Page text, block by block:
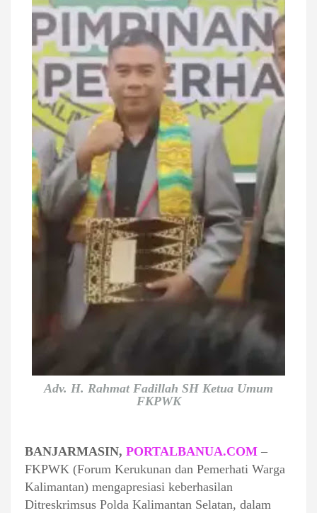
Adv. H. Rahmat Fadillah SH Ketua Umum
FKPWK
BANJARMASIN, PORTALBANUA.COM –
FKPWK (Forum Kerukunan dan Pemerhati Warga
Kalimantan) mengapresiasi keberhasilan
Ditreskrimsus Polda Kalimantan Selatan, dalam